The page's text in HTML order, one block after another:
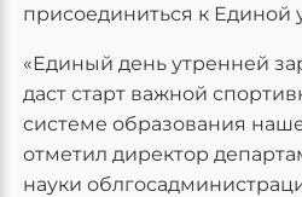
присоединиться к Единой
«Единый день утренней
даст старт важной
системе образования
отметил директор
науки